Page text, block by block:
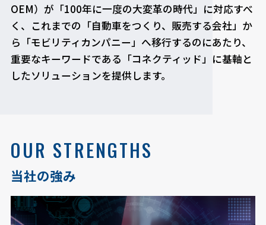
OEM）が「100年に一度の大変革の時代」に対応すべ
く、これまでの「自動車をつくり、販売する会社」か
ら「モビリティカンパニー」へ移行するのにあたり、
重要なキーワードである「コネクティッド」に基軸と
したソリューションを提供します。
OUR STRENGTHS
当社の強み